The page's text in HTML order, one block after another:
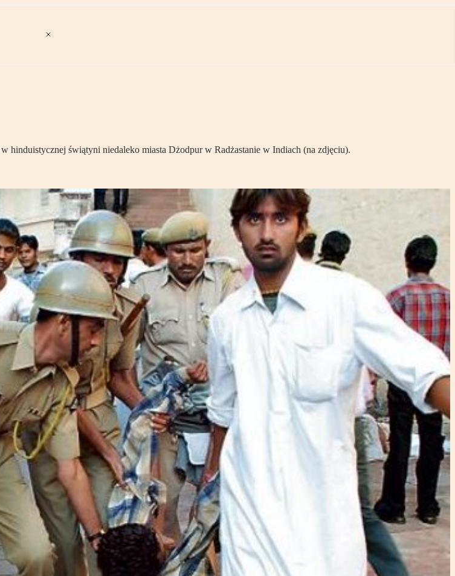
hinduistycznej świątyni niedaleko miasta Dżodpur w Radżastanie w Indiach (na zdjęciu).